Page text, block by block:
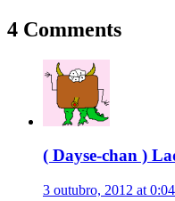
4 Comments
( Dayse-chan )
3 outubro, 2012 at 0:04